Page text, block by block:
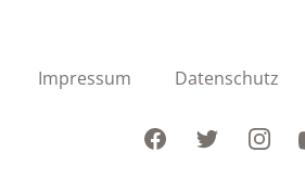
Impressum Datenschutz
FacebookTwitter